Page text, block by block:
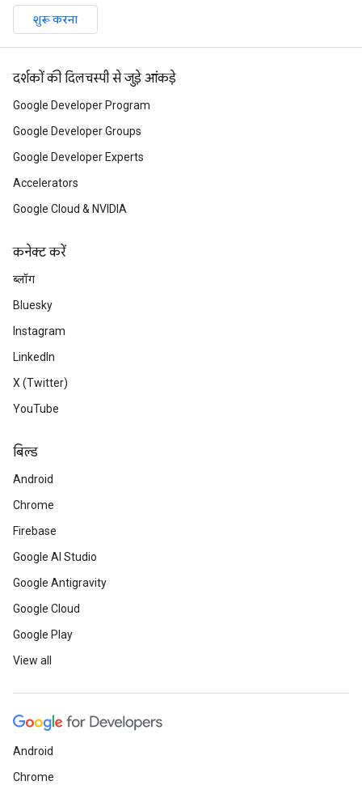
शुरू करना
दर्शकों की दिलचस्पी से जुड़े आंकड़े
Google Developer Program
Google Developer Groups
Google Developer Experts
Accelerators
Google Cloud & NVIDIA
कनेक्ट करें
ब्लॉग
Bluesky
Instagram
LinkedIn
X (Twitter)
YouTube
बिल्ड
Android
Chrome
Firebase
Google AI Studio
Google Antigravity
Google Cloud
Google Play
View all
Android
Chrome